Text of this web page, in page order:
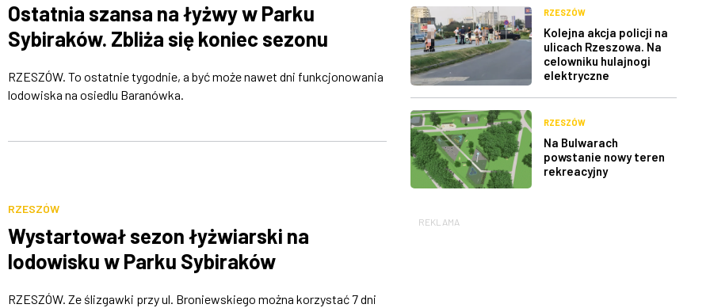
Ostatnia szansa na łyżwy w Parku
Sybiraków. Zbliża się koniec sezonu
RZESZÓW. To ostatnie tygodnie, a być może nawet dni funkcjonowania
lodowiska na osiedlu Baranówka.
RZESZÓW
Wystartował sezon łyżwiarski na
lodowisku w Parku Sybiraków
RZESZÓW. Ze ślizgawki przy ul. Broniewskiego można korzystać 7 dni
RZESZÓW
Kolejna akcja policji na
ulicach Rzeszowa. Na
celowniku hulajnogi
elektryczne
RZESZÓW
Na Bulwarach
powstanie nowy teren
rekreacyjny
REKLAMA